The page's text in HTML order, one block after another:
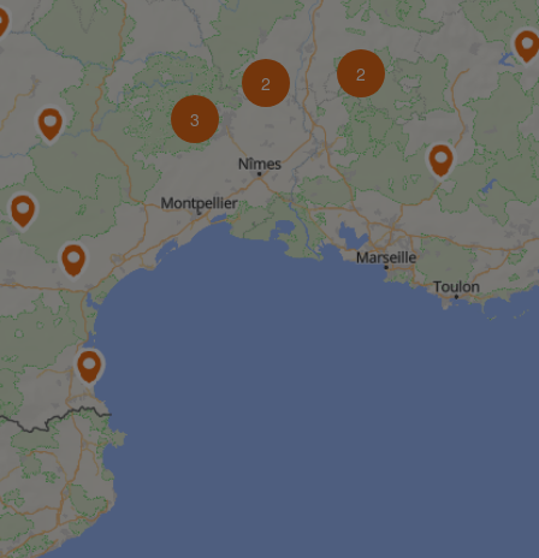
2
3
2